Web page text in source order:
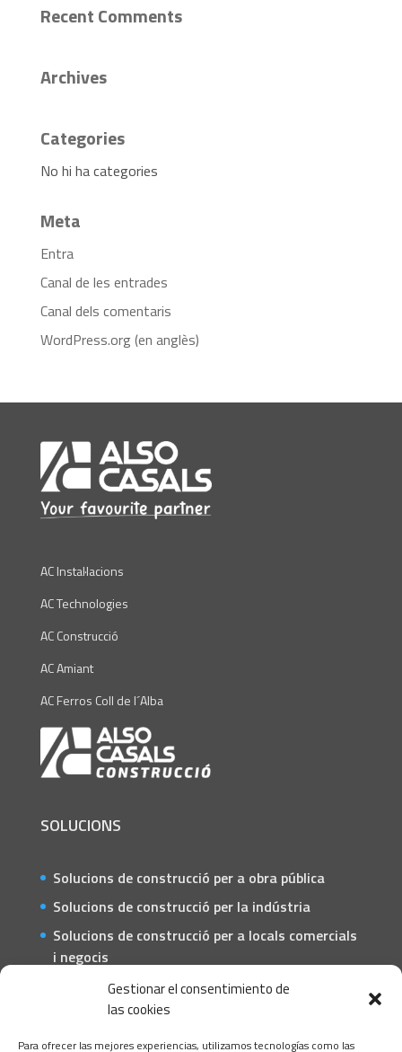
Gestionar el consentimiento de
las cookies
Para ofrecer las mejores experiencias, utilizamos tecnologías como las
Recent Comments
Archives
Categories
No hi ha categories
Meta
Entra
Canal de les entrades
Canal dels comentaris
WordPress.org (en anglès)
AC Instal·lacions
AC Technologies
AC Construcció
AC Amiant
AC Ferros Coll de l´Alba
SOLUCIONS
Solucions de construcció per a obra pública
Solucions de construcció per la indústria
Solucions de construcció per a locals comercials
i negocis
Solucions de construcció per a particulars